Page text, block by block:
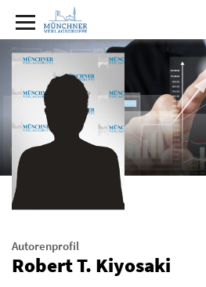
Autorenprofil
Robert T. Kiyosaki